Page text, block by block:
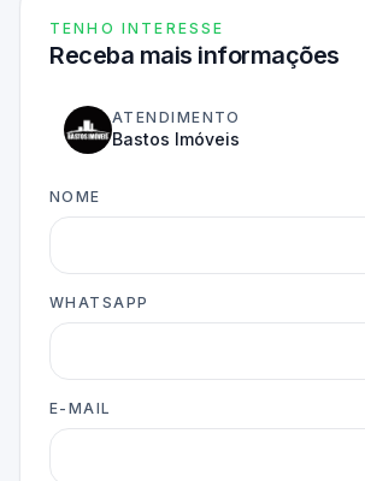
TENHO INTERESSE
Receba mais informações
ATENDIMENTO
Bastos Imóveis
NOME
WHATSAPP
E-MAIL